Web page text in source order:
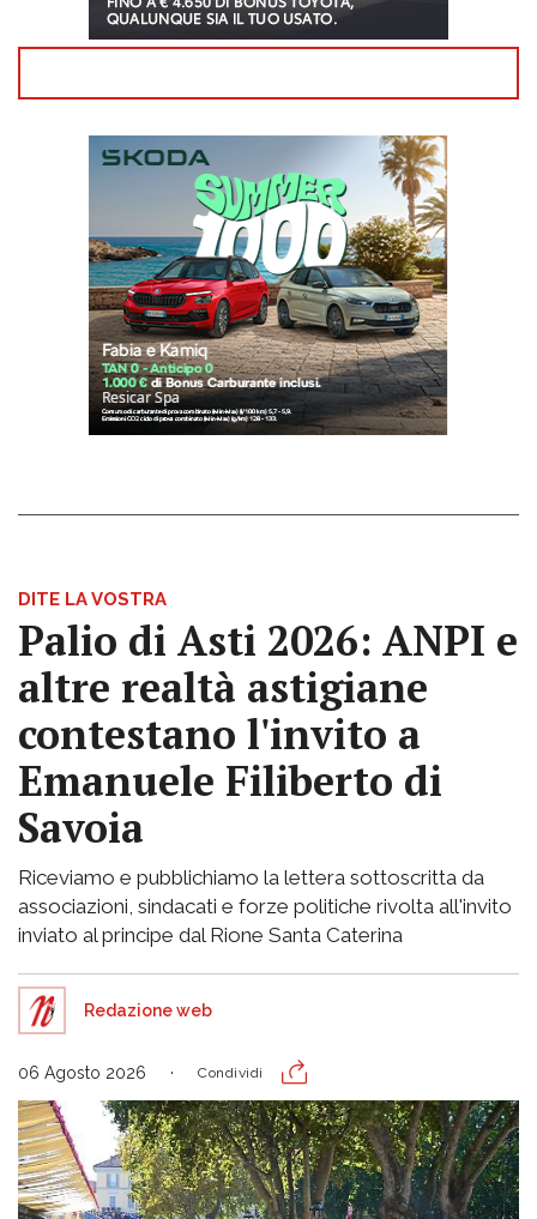
DITE LA VOSTRA
Palio di Asti 2026: ANPI e
altre realtà astigiane
contestano l'invito a
Emanuele Filiberto di
Savoia
Riceviamo e pubblichiamo la lettera sottoscritta da
associazioni, sindacati e forze politiche rivolta all'invito
inviato al principe dal Rione Santa Caterina
Redazione web
06 Agosto 2026 Condividi